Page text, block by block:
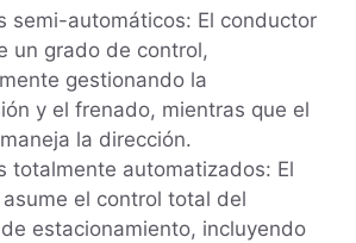
semi-automáticos: El conductor
un grado de control,
gestionando la
y el frenado, mientras que el
la dirección.
totalmente automatizados: El
el control total del
estacionamiento, incluyendo